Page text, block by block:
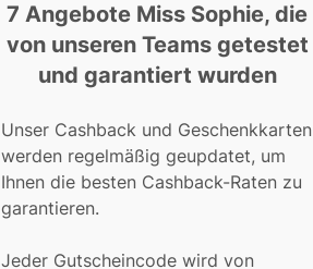
7 Angebote Miss Sophie, die
von unseren Teams getestet
und garantiert wurden
Unser Cashback und Geschenkkarten
werden regelmäßig geupdatet, um
Ihnen die besten Cashback-Raten zu
garantieren.
Jeder Gutscheincode wird von